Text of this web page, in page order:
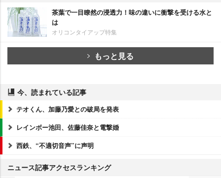
茶葉で一目瞭然の浸透力！味の違いに衝撃を受ける水と
は
オリコンタイアップ特集
もっと見る
今、読まれている記事
テオくん、加藤乃愛との破局を発表
レインボー池田、佐藤佳奈と電撃婚
西鉄、“不適切音声”に声明
ニュース記事アクセスランキング